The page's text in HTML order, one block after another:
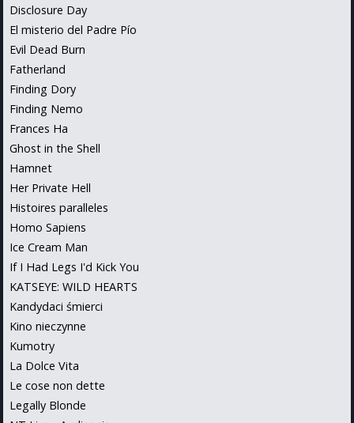
Disclosure Day
El misterio del Padre Pío
Evil Dead Burn
Fatherland
Finding Dory
Finding Nemo
Frances Ha
Ghost in the Shell
Hamnet
Her Private Hell
Histoires paralleles
Homo Sapiens
Ice Cream Man
If I Had Legs I'd Kick You
KATSEYE: WILD HEARTS
Kandydaci śmierci
Kino nieczynne
Kumotry
La Dolce Vita
Le cose non dette
Legally Blonde